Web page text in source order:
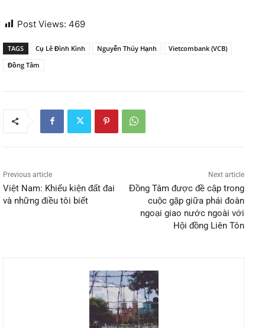
Post Views: 469
TAGS Cụ Lê Đình Kình Nguyễn Thúy Hạnh
Vietcombank (VCB)
Đồng Tâm
Previous article
Việt Nam: Khiếu kiện đất đai
và những điều tôi biết
Next article
Đồng Tâm được đề cập trong
cuộc gặp giữa phái đoàn
ngoại giao nước ngoài với
Hội đồng Liên Tôn